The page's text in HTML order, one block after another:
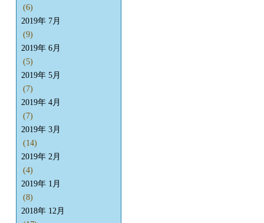
(6)
2019年 7月
(9)
2019年 6月
(5)
2019年 5月
(7)
2019年 4月
(7)
2019年 3月
(14)
2019年 2月
(4)
2019年 1月
(8)
2018年 12月